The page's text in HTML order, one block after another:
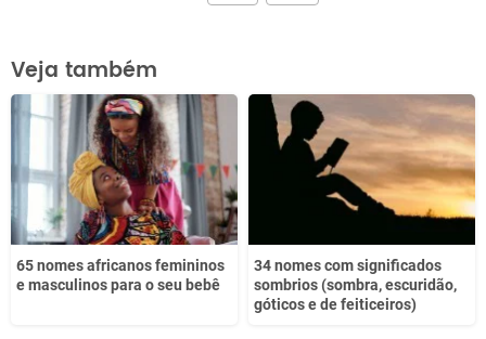
Este conteúdo contém informação incorreta
Este conteúdo não tem a informação que procuro
Veja também
65 nomes africanos femininos
e masculinos para o seu bebê
34 nomes com significados
sombrios (sombra, escuridão,
góticos e de feiticeiros)